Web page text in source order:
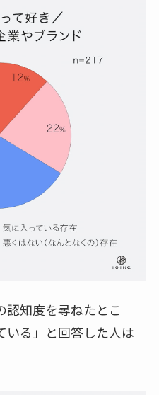
認知度を尋ねたとこ
いる」と回答した人は